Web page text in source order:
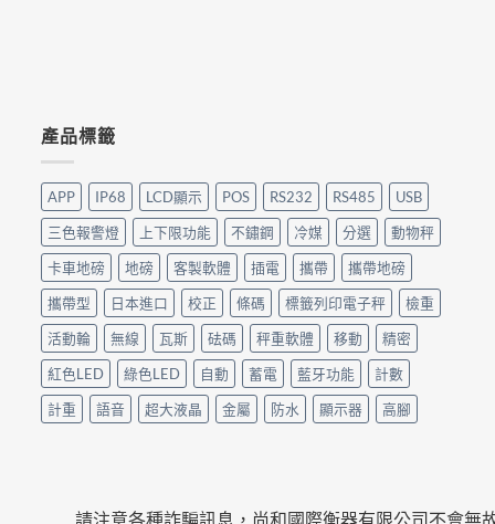
產品標籤
APP IP68 LCD顯示 POS RS232 RS485
USB
三色報警燈
上下限功能 不鏽鋼 冷媒 分選
動物秤
卡車地磅
地磅 客製軟體 插電 攜帶
攜帶地磅
攜帶型
日本進口 校正 條碼 標籤列印電子秤
檢重
活動輪
無線 瓦斯 砝碼 秤重軟體 移動
精密
紅色LED
綠色LED 自動 蓄電 藍牙功能
計數
計重
語音 超大液晶 金屬 防水 顯示器 高腳
請注意各種詐騙訊息，尚和國際衡器有限公司不會無